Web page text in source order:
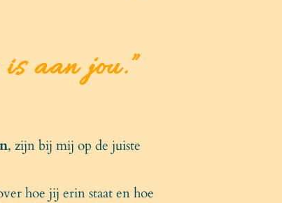
aan jou.”
, zijn bij mij op de juiste
hoe jij erin staat en hoe